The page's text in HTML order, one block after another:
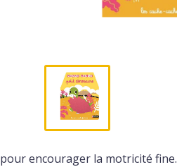
pour encourager la motricité fine.